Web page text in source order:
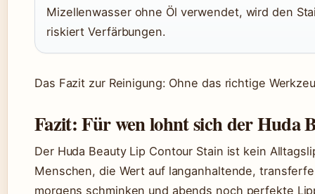
Mizellenwasser ohne Öl verwendet, wird den
riskiert Verfärbungen.
Das Fazit zur Reinigung: Ohne das richtige
Fazit: Für wen lohnt sich der Huda
Der Huda Beauty Lip Contour Stain ist kein
Menschen, die Wert auf langanhaltende,
morgens schminken und abends noch perfekte